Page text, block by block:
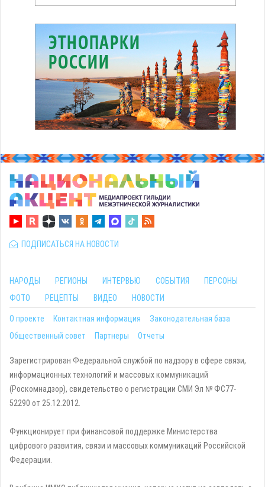
ПОДПИСАТЬСЯ НА НОВОСТИ
НАРОДЫ РЕГИОНЫ ИНТЕРВЬЮ СОБЫТИЯ
ПЕРСОНЫ
ФОТО
РЕЦЕПТЫ ВИДЕО НОВОСТИ
О проекте Контактная информация
Законодательная база
Общественный совет
Партнеры Отчеты
Зарегистрирован Федеральной службой по надзору в сфере связи,
информационных технологий и массовых коммуникаций
(Роскомнадзор), свидетельство о регистрации СМИ Эл № ФС77-
52290 от 25.12.2012.
Функционирует при финансовой поддержке Министерства
цифрового развития, связи и массовых коммуникаций Российской
Федерации.